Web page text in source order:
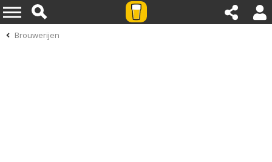
Brouwerijen